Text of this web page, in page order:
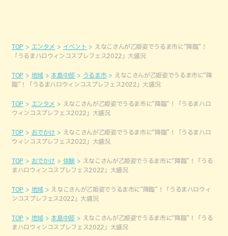
TOP エンタメ イベント
えなこさんが乙姫姿でうるま市に“降臨”！
「うるまハロウィンコスプレフェス2022」大盛況
TOP 地域 本島中部 うるま市
えなこさんが乙姫姿でうるま市に“降
臨”！「うるまハロウィンコスプレフェス2022」大盛況
TOP エンタメ
えなこさんが乙姫姿でうるま市に“降臨”！「うるまハロ
ウィンコスプレフェス2022」大盛況
TOP おでかけ
えなこさんが乙姫姿でうるま市に“降臨”！「うるまハロ
ウィンコスプレフェス2022」大盛況
TOP おでかけ 体験
えなこさんが乙姫姿でうるま市に“降臨”！「うる
まハロウィンコスプレフェス2022」大盛況
TOP 地域
えなこさんが乙姫姿でうるま市に“降臨”！「うるまハロウィ
ンコスプレフェス2022」大盛況
TOP 地域 本島中部
えなこさんが乙姫姿でうるま市に“降臨”！「うる
まハロウィンコスプレフェス2022」大盛況